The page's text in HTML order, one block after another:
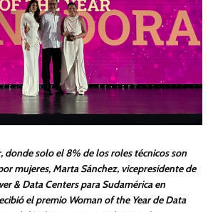
donde solo el 8% de los roles técnicos son
mujeres, Marta Sánchez, vicepresidente de
& Data Centers para Sudamérica en
el premio Woman of the Year de Data